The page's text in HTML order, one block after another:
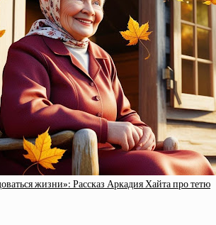
жизни»: Рассказ Аркадия Хайта про тетю